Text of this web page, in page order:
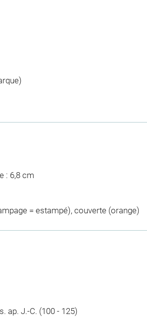
: 6,8 cm
= estampé), couverte (orange)
ap. J.-C. (100 - 125)